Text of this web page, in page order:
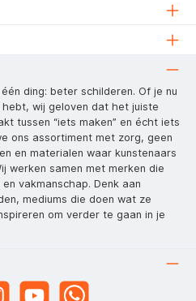
ding: beter schilderen. Of je nu
wij geloven dat het juiste
tussen “iets maken” en écht iets
ons assortiment met zorg, geen
en materialen waar kunstenaars
werken samen met merken die
vakmanschap. Denk aan
mediums die doen wat ze
om verder te gaan in je